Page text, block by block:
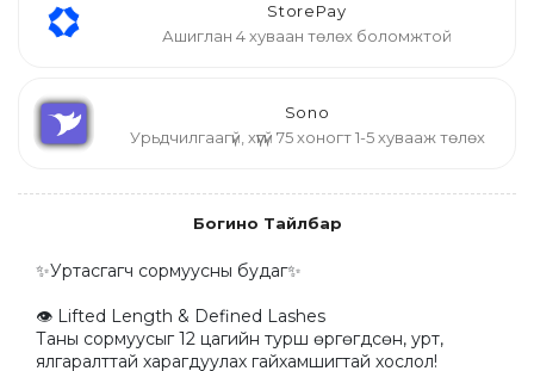
StorePay
Ашиглан 4 хуваан төлөх боломжтой
Sono
Урьдчилгаагүй, хүүгүй 75 хоногт 1-5 хувааж төлөх
Богино Тайлбар
✨Уртасгагч сормуусны будаг✨
👁 Lifted Length & Defined Lashes
Таны сормуусыг 12 цагийн турш өргөгдсөн, урт,
ялгаралттай харагдуулах гайхамшигтай хослол!